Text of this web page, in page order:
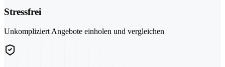
Stressfrei
Unkompliziert Angebote einholen und vergleichen